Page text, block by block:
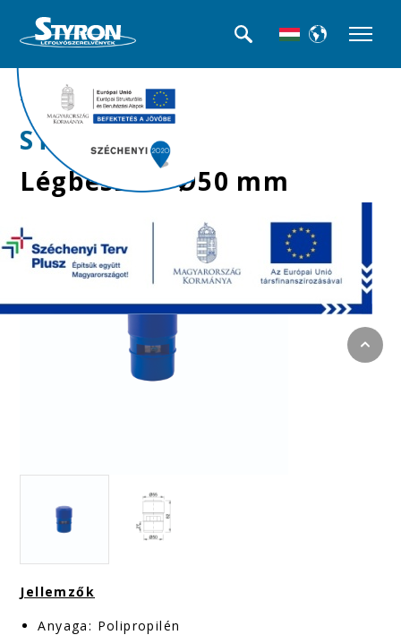
>>Légbeszívók
STY-050
Légbeszívó Ø50 mm
Jellemzők
Anyaga: Polipropilén